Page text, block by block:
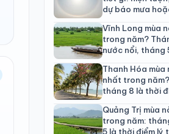
dự báo mưa
Vĩnh Long mùa
trong năm?
nước nổi,
Thanh Hóa mùa
nhất trong
tháng 8 là thời
Quảng Trị mùa
trong năm:
5 là thời điểm lý